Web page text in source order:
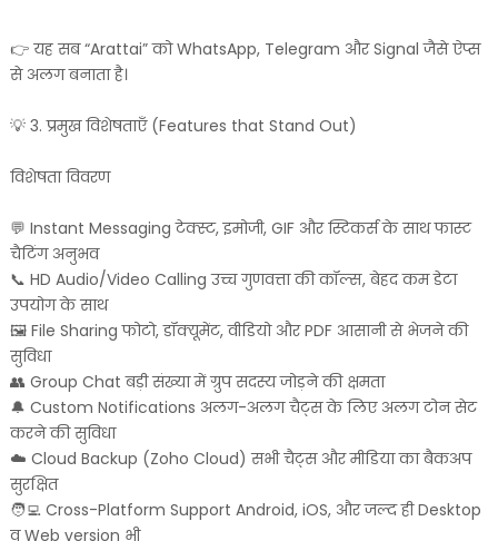
👉 यह सब “Arattai” को WhatsApp, Telegram और Signal जैसे ऐप्स
से अलग बनाता है।
💡 3. प्रमुख विशेषताएँ (Features that Stand Out)
विशेषता विवरण
💬 Instant Messaging टेक्स्ट, इमोजी, GIF और स्टिकर्स के साथ फास्ट
चैटिंग अनुभव
📞 HD Audio/Video Calling उच्च गुणवत्ता की कॉल्स, बेहद कम डेटा
उपयोग के साथ
🖼️ File Sharing फोटो, डॉक्यूमेंट, वीडियो और PDF आसानी से भेजने की
सुविधा
👥 Group Chat बड़ी संख्या में ग्रुप सदस्य जोड़ने की क्षमता
🔔 Custom Notifications अलग-अलग चैट्स के लिए अलग टोन सेट
करने की सुविधा
☁️ Cloud Backup (Zoho Cloud) सभी चैट्स और मीडिया का बैकअप
सुरक्षित
🧑‍💻 Cross-Platform Support Android, iOS, और जल्द ही Desktop
व Web version भी